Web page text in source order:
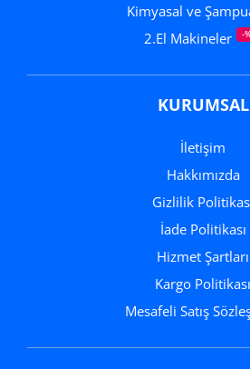
Kimyasal ve
2.El Makineler
-
KURUMSAL
İletişim
Hakkımızda
Gizlilik
İade Politikası
Hizmet Şartları
Kargo Politikası
Mesafeli Satış